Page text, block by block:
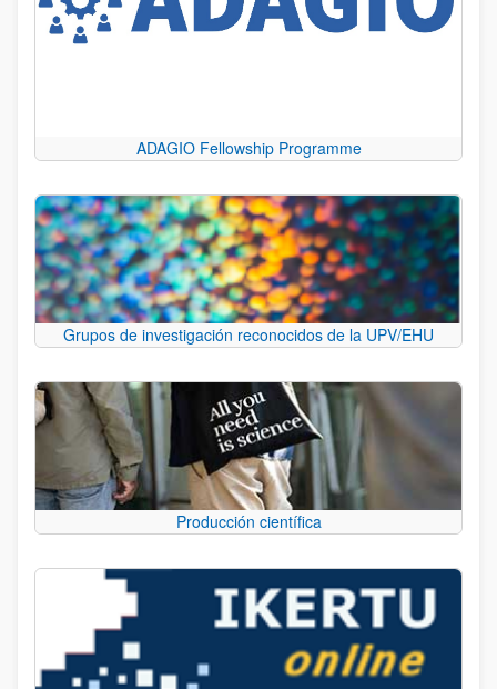
ADAGIO Fellowship Programme
Grupos de investigación reconocidos de la UPV/EHU
Producción científica